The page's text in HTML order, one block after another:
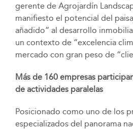
gerente de Agrojardín
manifiesto el potencial del
añadido” al desarrollo
un contexto de “excelencia
mercado con gran peso de
Más de 160 empresas
de actividades paralelas
Posicionado como uno de los
especializados del panorama